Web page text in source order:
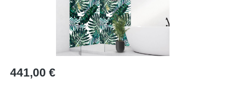
Regulärer Preis:
441,00 €